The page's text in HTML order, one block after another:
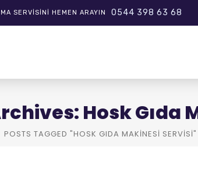
SERVISINI HEMEN ARAYIN 0544 398 63 68
Hosk Gıda
POSTS TAGGED "HOSK GIDA MAKINESI SERVISI"